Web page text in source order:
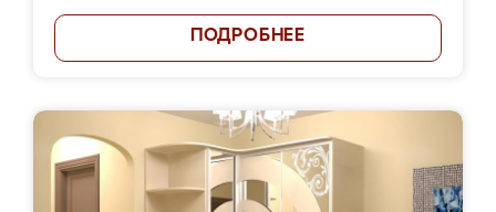
ПОДРОБНЕЕ